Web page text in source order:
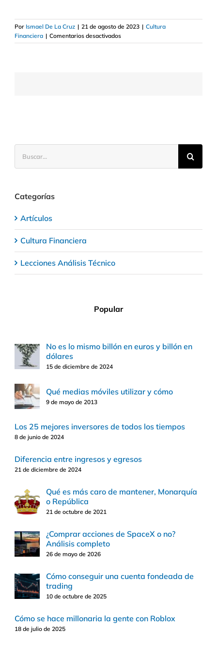
Por Ismael De La Cruz | 21 de agosto de 2023 | Cultura
Financiera | Comentarios desactivadosen
La
Categorías
Artículos
Cultura Financiera
Lecciones Análisis Técnico
Popular
No es lo mismo billón en euros y billón en
dólares
15 de diciembre de 2024
Qué medias móviles utilizar y cómo
9 de mayo de 2013
Los 25 mejores inversores de todos los tiempos
8 de junio de 2024
Diferencia entre ingresos y egresos
21 de diciembre de 2024
Qué es más caro de mantener, Monarquía
o República
21 de octubre de 2021
¿Comprar acciones de SpaceX o no?
Análisis completo
26 de mayo de 2026
Cómo conseguir una cuenta fondeada de
trading
10 de octubre de 2025
Cómo se hace millonaria la gente con Roblox
18 de julio de 2025